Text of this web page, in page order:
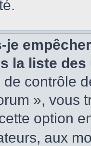
je
la liste
contrôle
», vous
option
aux